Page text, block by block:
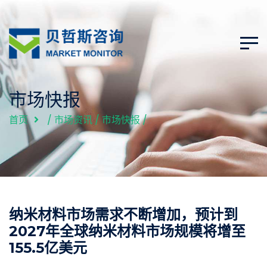
市场快报
首页 / 市场资讯/市场快报/
纳米材料市场需求不断增加，预计到
2027年全球纳米材料市场规模将增至
155.5亿美元